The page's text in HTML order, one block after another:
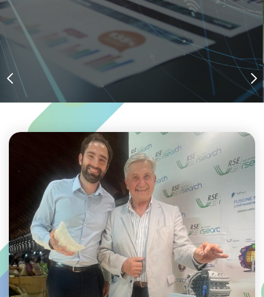
#Decarbonizzazione
#Efficienza Energetica
#Settore Industriale
#Settore Terziario
#Sostenibilità Ambientale
#Sviluppo Sostenibile
#Transizione Energetica